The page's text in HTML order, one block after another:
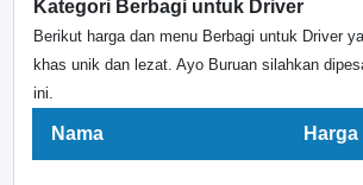
Kategori Berbagi untuk Driver
Berikut harga dan menu Berbagi untuk Driver
khas unik dan lezat. Ayo Buruan silahkan
ini.
Nama Harga